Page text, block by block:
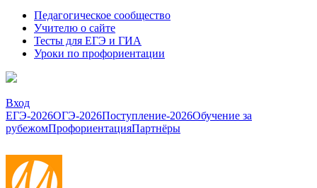
Педагогическое сообщество
Учителю о сайте
Тесты для ЕГЭ и ГИА
Уроки по профориентации
Вход
ЕГЭ-2026ОГЭ-2026Поступление-2026Обучение за
рубежомПрофориентацияПартнёры